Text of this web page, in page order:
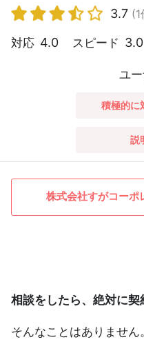
3.7 (1
対応 4.0 スピード 3.0
ユ
積極的に
説
株式会社すがコーポ
相談をしたら、絶対に契
そんなことはありません。